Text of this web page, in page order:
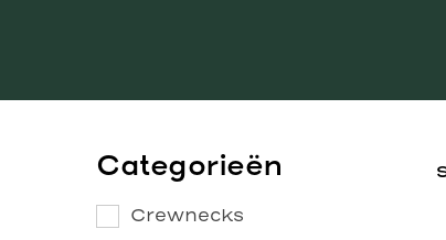
Categorieën
Crewnecks